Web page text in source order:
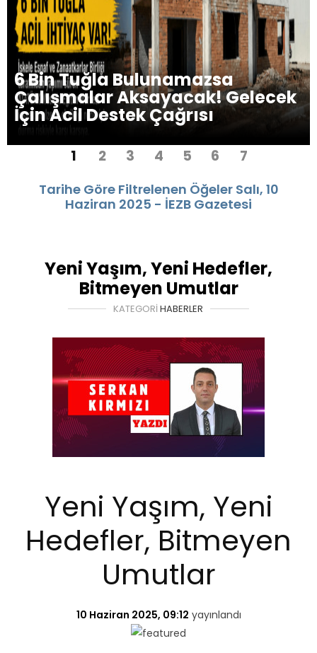
6 Bin Tuğla Bulunamazsa
Çalışmalar Aksayacak! Gelecek
İçin Acil Destek Çağrısı
1 2 3 4 5 6 7
Tarihe Göre Filtrelenen Öğeler Salı, 10
Haziran 2025 - İEZB Gazetesi
Yeni Yaşım, Yeni Hedefler,
Bitmeyen Umutlar
KATEGORI HABERLER
Yeni Yaşım, Yeni
Hedefler, Bitmeyen
Umutlar
10 Haziran 2025, 09:12 yayınlandı